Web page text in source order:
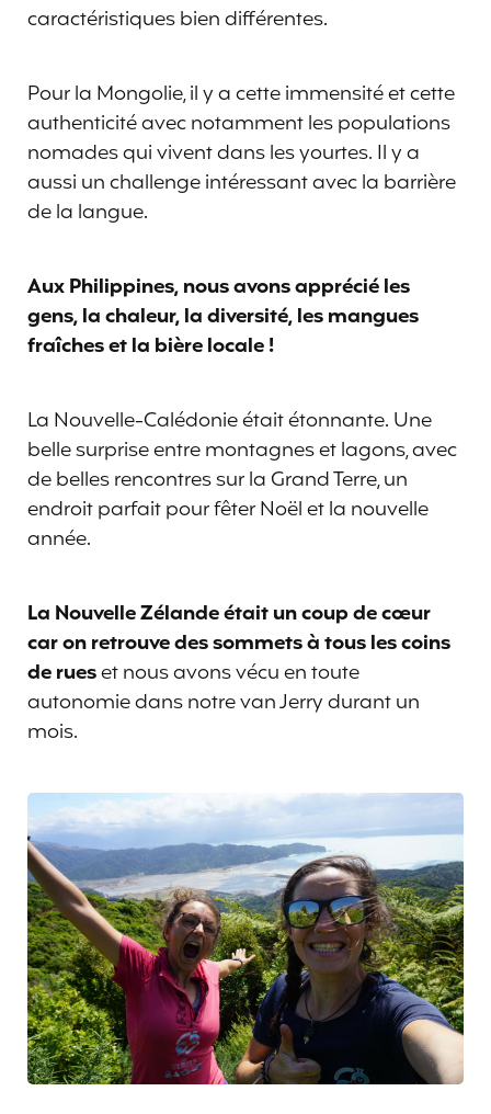
caractéristiques bien différentes.
Pour la Mongolie, il y a cette immensité et cette
authenticité avec notamment les populations
nomades qui vivent dans les yourtes. Il y a
aussi un challenge intéressant avec la barrière
de la langue.
Aux Philippines, nous avons apprécié les
gens, la chaleur, la diversité, les mangues
fraîches et la bière locale !
La Nouvelle-Calédonie était étonnante. Une
belle surprise entre montagnes et lagons, avec
de belles rencontres sur la Grand Terre, un
endroit parfait pour fêter Noël et la nouvelle
année.
La Nouvelle Zélande était un coup de cœur
car on retrouve des sommets à tous les coins
de rueset nous avons vécu en toute
autonomie dans notre van Jerry durant un
mois.